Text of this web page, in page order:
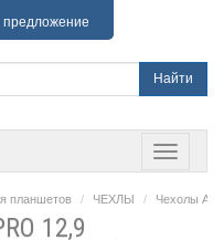
Найти
планшетов ЧЕХЛЫ Чехолы
12,9